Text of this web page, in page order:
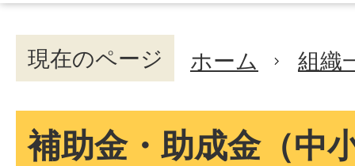
現在のページ ホーム 組織
補助金・助成金（中